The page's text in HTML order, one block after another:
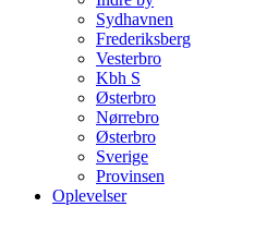
Sydhavnen
Frederiksberg
Vesterbro
Kbh S
Østerbro
Nørrebro
Østerbro
Sverige
Provinsen
Oplevelser